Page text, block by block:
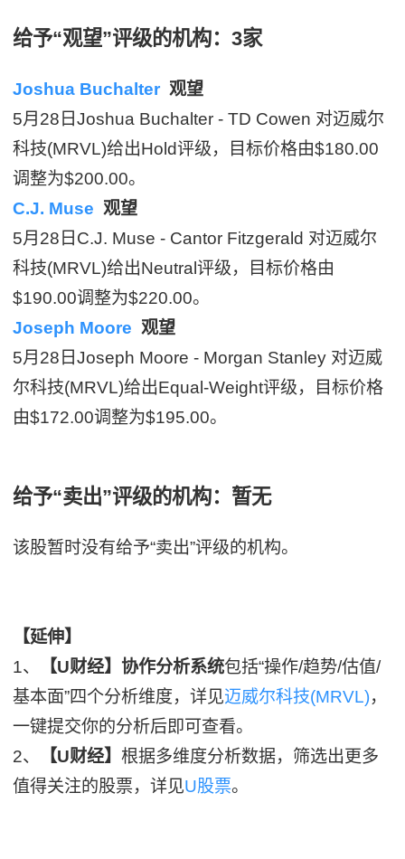
给予“观望”评级的机构：3家
Joshua Buchalter 观望
5月28日Joshua Buchalter - TD Cowen 对迈威尔
科技(MRVL)给出Hold评级，目标价格由$180.00
调整为$200.00。
C.J. Muse 观望
5月28日C.J. Muse - Cantor Fitzgerald 对迈威尔
科技(MRVL)给出Neutral评级，目标价格由
$190.00调整为$220.00。
Joseph Moore 观望
5月28日Joseph Moore - Morgan Stanley 对迈威
尔科技(MRVL)给出Equal-Weight评级，目标价格
由$172.00调整为$195.00。
给予“卖出”评级的机构：暂无
该股暂时没有给予“卖出”评级的机构。
【延伸】
1、
【U财经】协作分析系统包括“操作/趋势/估值/
基本面”四个分析维度，详见迈威尔科技(MRVL)，
一键提交你的分析后即可查看。
2、
【U财经】根据多维度分析数据，筛选出更多
值得关注的股票，详见U股票。